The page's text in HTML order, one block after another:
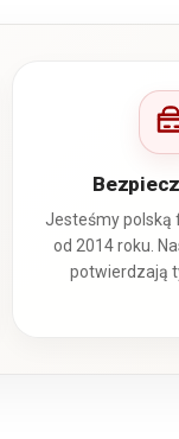
Jesteśmy polską
od 2014 roku.
potwierdzają